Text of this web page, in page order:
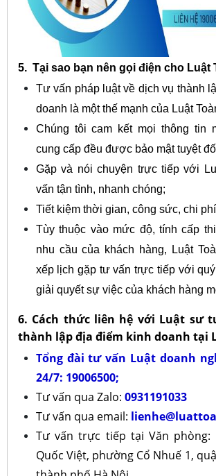
5. Tại sao bạn nên gọi điện cho Luật
Tư vấn pháp luật về dịch vụ thành
doanh là một thế mạnh của Luật
Chúng tôi cam kết mọi thông tin
cung cấp đều được bảo mật tuyệt
Gặp và nói chuyện trực tiếp với
vấn tận tình, nhanh chóng;
Tiết kiệm thời gian, công sức, chi
Tùy thuộc vào mức độ, tính cấp
nhu cầu của khách hàng, Luật
xếp lịch gặp tư vấn trực tiếp với
giải quyết sự việc của khách hàng
6. Cách thức liên hệ với Luật sư
thành lập địa điểm kinh doanh tại
Tổng đài tư vấn Luật doanh
24/7: 19006500;
Tư vấn qua Zalo: 0931191033
Tư vấn qua email:
Tư vấn trực tiếp tại Văn phòng:
Quốc Việt, phường Cổ Nhuế 1,